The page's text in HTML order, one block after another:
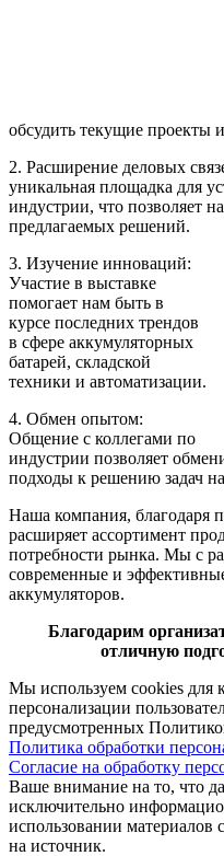
обсудить текущие проекты
2. Расширение деловых
уникальная площадка для
индустрии, что позволяет
предлагаемых решений.
3. Изучение инноваций:
Участие в выставке
помогает нам быть в
курсе последних трендов
в сфере аккумуляторных
батарей, складской
техники и автоматизации.
4. Обмен опытом:
Общение с коллегами по
индустрии позволяет
подходы к решению задач
Наша компания, благодаря
расширяет ассортимент
потребности рынка. Мы с
современные и
аккумуляторов.
Благодарим
отличную
Мы используем cookies для
персонализации
предусмотренных
Политика обработки
Согласие на обработку
Ваше внимание на то, что
исключительно
использовании материалов
на источник.